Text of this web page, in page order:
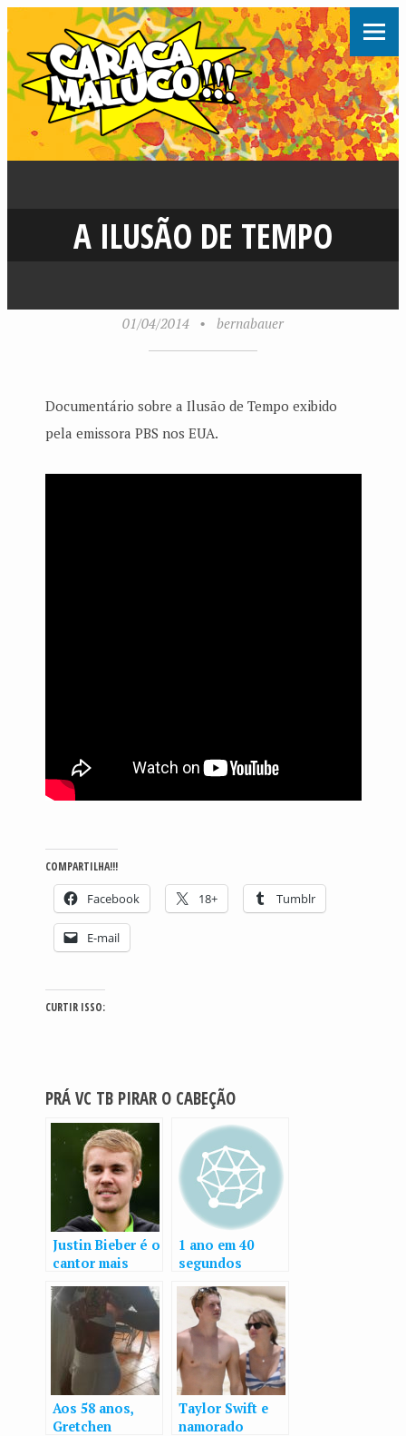
A ILUSÃO DE TEMPO
01/04/2014 • bernabauer
Documentário sobre a Ilusão de Tempo exibido
pela emissora PBS nos EUA.
COMPARTILHA!!!
Facebook 18+ Tumblr
E-mail
CURTIR ISSO:
PRÁ VC TB PIRAR O CABEÇÃO
Justin Bieber é o
cantor mais
psicopatas,
revela estudo
1 ano em 40
segundos
Aos 58 anos,
Gretchen
Taylor Swift e
namorado